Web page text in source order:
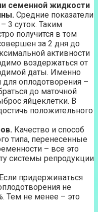
семенной жидкости
Средние показатели
3 суток. Таким
получится в том
за 2 дня до
активности
воздержаться от
даты. Именно
для оплодотворения –
до маточной
яйцеклетки. В
положительного
Качество и способ
типа, перенесенные
– все это
системы репродукции
придерживаться
не
Тем не менее – это